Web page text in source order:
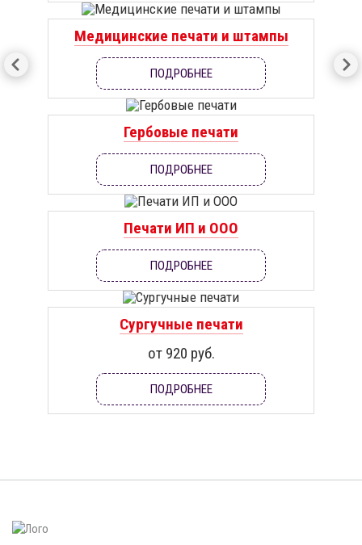
Медицинские печати и штампы
ПОДРОБНЕЕ
Гербовые печати
ПОДРОБНЕЕ
Печати ИП и ООО
ПОДРОБНЕЕ
Сургучные печати
от 920 руб.
ПОДРОБНЕЕ